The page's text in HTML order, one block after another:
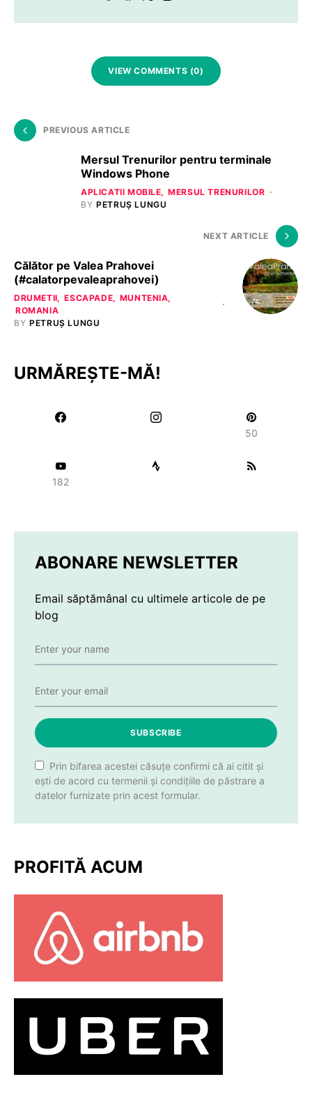
VIEW COMMENTS (0)
PREVIOUS ARTICLE
Mersul Trenurilor pentru terminale
Windows Phone
APLICATII MOBILE
MERSUL TRENURILOR
BY PETRUȘ LUNGU
NEXT ARTICLE
Călător pe Valea Prahovei
(#calatorpevaleaprahovei)
DRUMETII ESCAPADE
MUNTENIA
ROMANIA
BY PETRUȘ LUNGU
URMĂREȘTE-MĂ!
50
182
ABONARE NEWSLETTER
Email săptămânal cu ultimele articole de pe
blog
SUBSCRIBE
Prin bifarea acestei căsuțe confirmi că ai citit și
ești de acord cu termenii și condițiile de păstrare a
datelor furnizate prin acest formular.
PROFITĂ ACUM